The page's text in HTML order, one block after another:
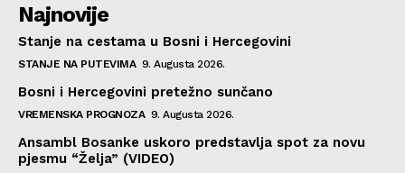
Najnovije
Stanje na cestama u Bosni i Hercegovini
STANJE NA PUTEVIMA 9. Augusta 2026.
Bosni i Hercegovini pretežno sunčano
VREMENSKA PROGNOZA 9. Augusta 2026.
Ansambl Bosanke uskoro predstavlja spot za novu
pjesmu “Želja” (VIDEO)